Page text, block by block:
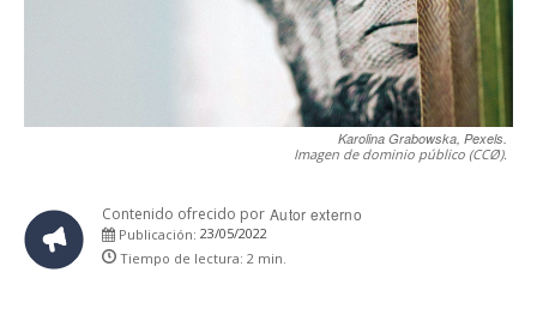
Karolina Grabowska, Pexels.
Imagen de dominio público (CCØ).
Contenido ofrecido por Autor externo
Publicación: 23/05/2022
Tiempo de lectura: 2 min.